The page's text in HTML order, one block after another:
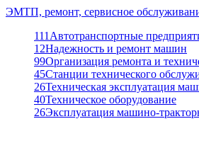
ЭМТП, ремонт, сервисное
111 Автотранспортные
12Надежность и ремонт машин
99Организация ремонта и
45Станции технического
26Техническая эксплуатация
40Техническое оборудование
26Эксплуатация машино-